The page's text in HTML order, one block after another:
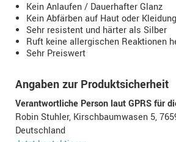
Kein Anlaufen / Dauerhafter Glanz
Kein Abfärben auf Haut oder Kleidung
Sehr resistent und härter als Silber
Ruft keine allergischen Reaktionen
Sehr Preiswert
Angaben zur Produktsicherheit
Verantwortliche Person laut GPRS für
Robin Stuhler, Kirschbaumwasen 5,
Deutschland